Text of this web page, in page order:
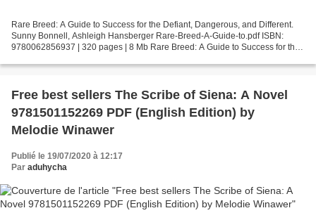
Rare Breed: A Guide to Success for the Defiant, Dangerous, and Different.
Sunny Bonnell, Ashleigh Hansberger Rare-Breed-A-Guide-to.pdf ISBN:
9780062856937 | 320 pages | 8 Mb Rare Breed: A Guide to Success for the
Free best sellers The Scribe of Siena: A Novel
9781501152269 PDF (English Edition) by
Melodie Winawer
Publié le 19/07/2020 à 12:17
Par aduhycha